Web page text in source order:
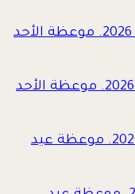
موعظة يوك الأحد 21 حزيران 2026. موعظة الأحد
موعظة يوم الأحد 14 حزيران 2026. موعظة الأحد
موعظة يوم الأحد 7 حزيران 2026. موعظة عيد